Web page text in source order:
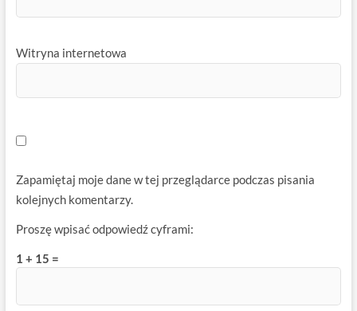
Witryna internetowa
Zapamiętaj moje dane w tej przeglądarce podczas pisania
kolejnych komentarzy.
Proszę wpisać odpowiedź cyframi:
1 + 15 =